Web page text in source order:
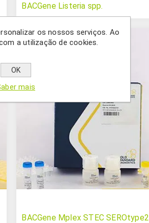
BACGene Listeria spp.
BACGene Mplex STEC SEROtype2
os nossos serviços. Ao
a utilização de cookies.
OK
mais